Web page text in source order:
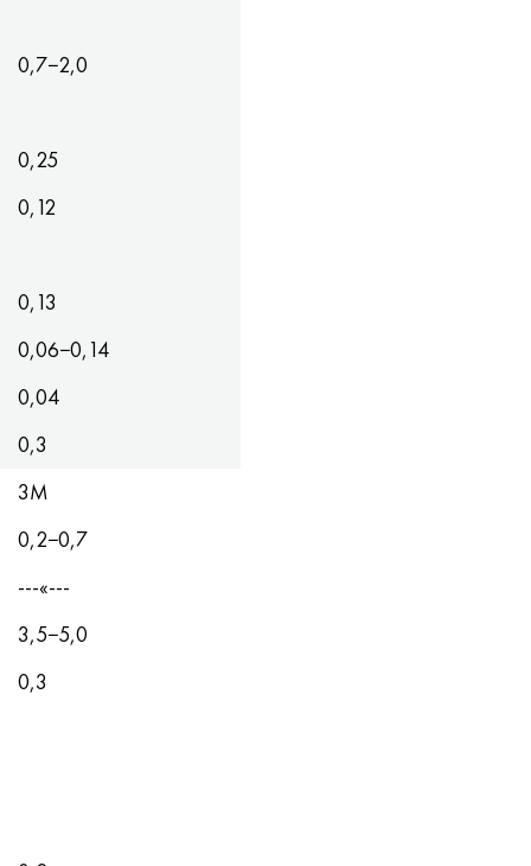
0,7−2,0
0,25
0,12
0,13
0,06−0,14
0,04
0,3
3М
0,2−0,7
---«---
3,5−5,0
0,3